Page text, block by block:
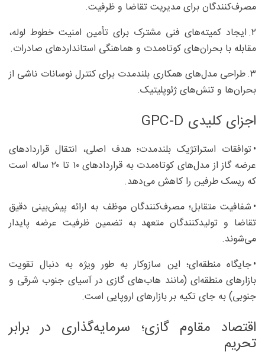
مصرف‌کنندگان برای مدیریت تقاضا و ظرفیت.
۲. ایجاد کمیته‌های فنی مشترک برای تأمین امنیت خطوط لوله،
مقابله با بحران‌های کوتاه‌مدت و هماهنگی استانداردهای صادرات.
۳. طراحی مدل‌های همکاری بلندمدت برای کنترل نوسانات ناشی از
بحران‌ها و تنش‌های ژئوپلیتیک.
اجزای کلیدی GPC‑D
• توافقات استراتژیک بلندمدت؛ هدف اصلی، انتقال قراردادهای
عرضه گاز از مدل‌های کوتاه‌مدت به قراردادهای ۱۰ تا ۲۰ ساله است
که ریسک طرفین را کاهش می‌دهد.
• شفافیت متقابل؛ مصرف‌کنندگان موظف به ارائه پیش‌بینی دقیق
تقاضا و تولیدکنندگان متعهد به تضمین ظرفیت عرضه پایدار
می‌شوند.
• جایگاه منطقه‌ای؛ این سازوکار به طور ویژه به دنبال تقویت
بازارهای منطقه‌ای (مانند هاب‌های گازی در آسیای جنوب شرقی و
جنوبی) به جای تکیه بر بازارهای اروپایی است.
اقتصاد مقاوم گازی؛ سرمایه‌گذاری در برابر
تحریم